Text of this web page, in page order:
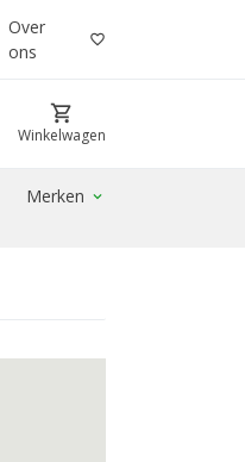
Over
ons
favorite_border
shopping_cart
Winkelwagen
Merken expand_more